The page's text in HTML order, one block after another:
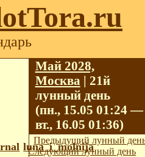
luna_i_molnija
Май 2028,
Москва | 21й
лунный день
(пн., 15.05 01:24 —
вт., 16.05 01:36)
Предыдущий лунный
Следующий лунный день